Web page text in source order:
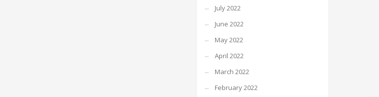
July 2022
June 2022
May 2022
April 2022
March 2022
February 2022